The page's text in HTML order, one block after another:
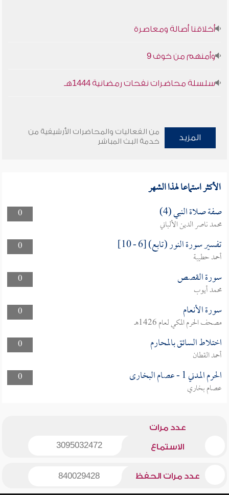
أخلاقنا أصالة ومعاصرة
وأمنهم من خوف 9
سلسلة محاضرات نفحات رمضانية 1444هـ
المزيد
من الفعاليات والمحاضرات الأرشيفية من
خدمة البث المباشر
الأكثر استماعا لهذا الشهر
0 صفة صلاة النبي (4)
محمد ناصر الدين الألباني
0
تفسير سورة النور (تابع) [6 - 10]
أحمد حطيبة
0
سورة القصص
محمد أيوب
0
سورة الأنعام
مصحف الحرم المكي لعام 1426هـ
0
اختلاط السائق بالمحارم
أحمد القطان
0
الحرم المدني 1 - عصام البخارى
عصام بخاري
عدد مرات
الاستماع 3095032472
عدد مرات الحفظ 840029428